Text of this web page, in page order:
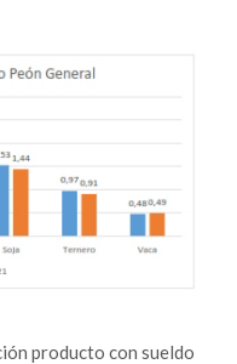
producto con sueldo